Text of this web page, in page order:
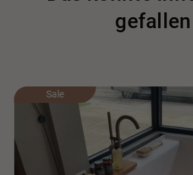
Im Jahr 1999 nahm die Abteilung
Ausstattung und Design den
an, zu dem Bibi Camilla Giampaolo
internationale Magazine
und es werden verschiedene
Designqualität gewonnen.
Unter den architektonischen
gefallen
Sale